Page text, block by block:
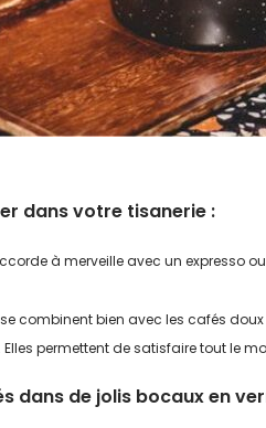
dans votre tisanerie :
à merveille avec un expresso
combinent bien avec les cafés doux
permettent de satisfaire tout le
dans de jolis bocaux en